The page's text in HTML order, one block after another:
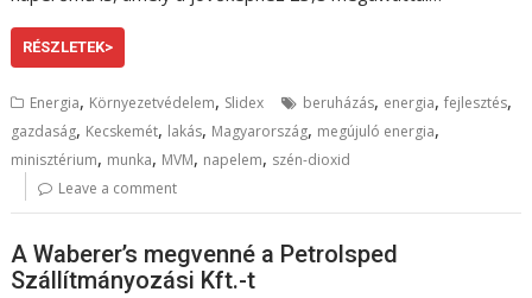
RÉSZLETEK>
Energia, Környezetvédelem, Slidex beruházás, energia,fejlesztés,
gazdaság, Kecskemét, lakás, Magyarország, megújuló energia,
minisztérium, munka, MVM, napelem, szén-dioxid
Leave a comment
A Waberer’s megvenné a Petrolsped
Szállítmányozási Kft.-t